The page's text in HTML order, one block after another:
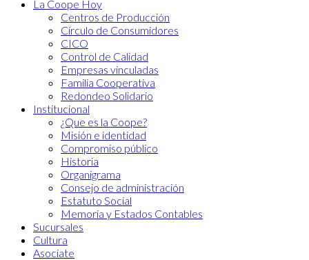
La Coope Hoy
Centros de Producción
Círculo de Consumidores
CICO
Control de Calidad
Empresas vinculadas
Familia Cooperativa
Redondeo Solidario
Institucional
¿Que es la Coope?
Misión e identidad
Compromiso público
Historia
Organigrama
Consejo de administración
Estatuto Social
Memoria y Estados Contables
Sucursales
Cultura
Asociate